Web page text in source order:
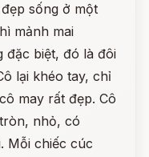
sống ở một
mảnh mai
đặc biệt, đó là đôi
lại khéo tay, chỉ
may rất đẹp. Cô
nhỏ, có
Mỗi chiếc cúc